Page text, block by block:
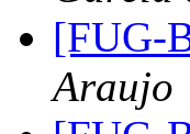
[FUG-
Araujo